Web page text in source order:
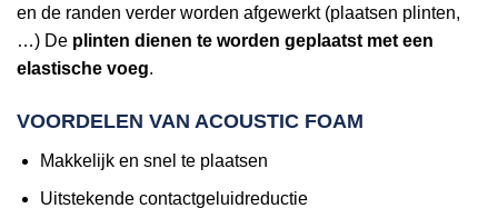
en de randen verder worden afgewerkt (plaatsen plinten,
…) De plinten dienen te worden geplaatst met een
elastische voeg.
VOORDELEN VAN ACOUSTIC FOAM
Makkelijk en snel te plaatsen
Uitstekende contactgeluidreductie